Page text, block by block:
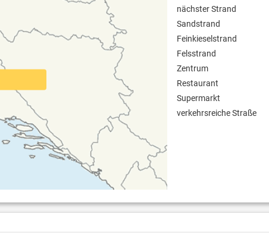
nächster Strand
Sandstrand
Feinkieselstrand
Felsstrand
Zentrum
Restaurant
Supermarkt
verkehrsreiche Straße